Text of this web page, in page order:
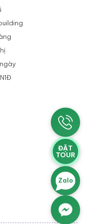
ngày
ĐẶT
TOUR
Zalo